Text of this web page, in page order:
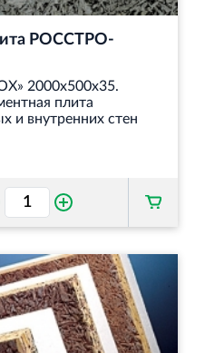
РОССТРО-
2000х500х35.
плита
и внутренних стен